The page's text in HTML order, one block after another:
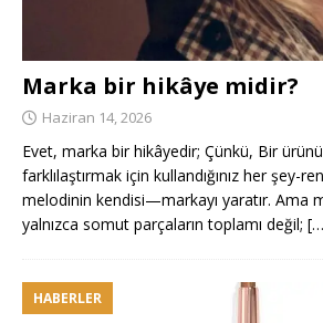
Marka bir hikâye midir?
Haziran 14, 2026
Evet, marka bir hikâyedir; Çünkü, Bir
farklılaştırmak için kullandığınız her şey-
melodinin kendisi—markayı yaratır. Ama
yalnızca somut parçaların toplamı değil;
HABERLER